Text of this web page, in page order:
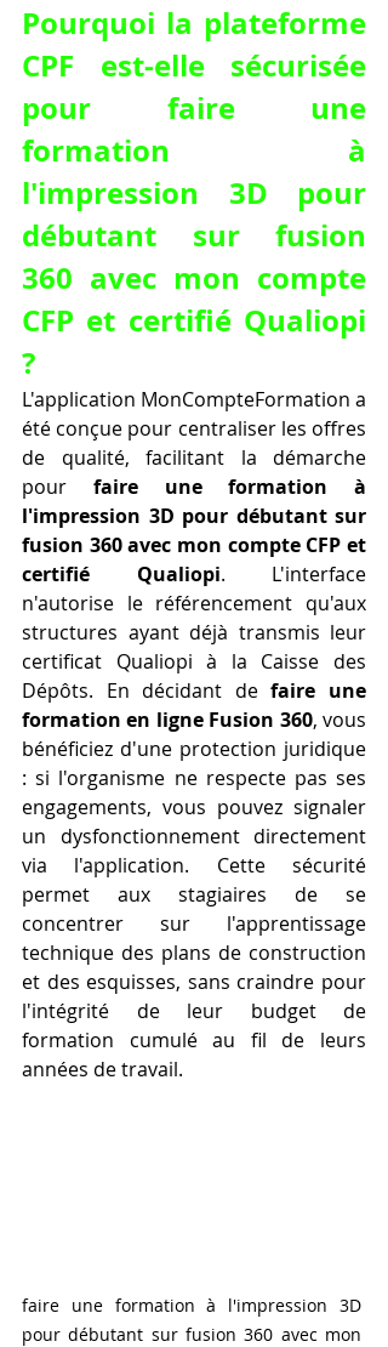
Pourquoi la plateforme
CPF est-elle sécurisée
pour faire une
formation à
l'impression 3D pour
débutant sur fusion
360 avec mon compte
CFP et certifié Qualiopi
?
L'application MonCompteFormation a
été conçue pour centraliser les offres
de qualité, facilitant la démarche
pour faire une formation à
l'impression 3D pour débutant sur
fusion 360 avec mon compte CFP et
certifié Qualiopi. L'interface
n'autorise le référencement qu'aux
structures ayant déjà transmis leur
certificat Qualiopi à la Caisse des
Dépôts. En décidant de faire une
formation en ligne Fusion 360, vous
bénéficiez d'une protection juridique
: si l'organisme ne respecte pas ses
engagements, vous pouvez signaler
un dysfonctionnement directement
via l'application. Cette sécurité
permet aux stagiaires de se
concentrer sur l'apprentissage
technique des plans de construction
et des esquisses, sans craindre pour
l'intégrité de leur budget de
formation cumulé au fil de leurs
années de travail.
faire une formation à l'impression 3D
pour débutant sur fusion 360 avec mon